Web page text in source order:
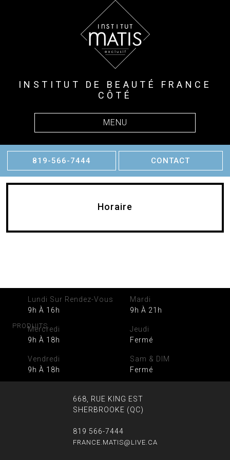
INSTITUT DE BEAUTÉ FRANCE
CÔTÉ
MENU
819-566-7444 CONTACT
Horaire
PRODUITS
Lundi Sur Rendez-Vous
9h À 16h
Mardi
9h À 21h
Mercredi
9h À 18h
Jeudi
Fermé
Vendredi
9h À 18h
Sam & DIM
Fermé
668, RUE KING EST
SHERBROOKE (QC)
819 566-7444
FRANCE.MATIS@LIVE.CA